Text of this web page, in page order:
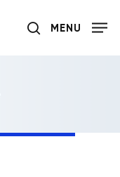
search
MENU